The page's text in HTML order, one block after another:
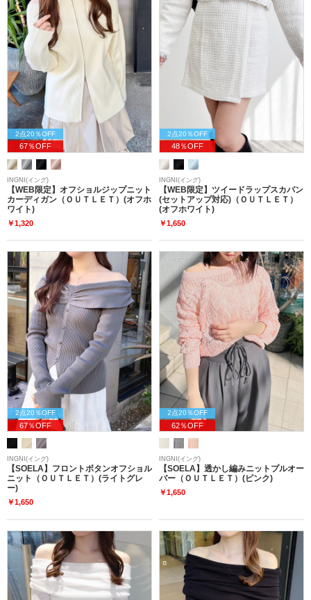
2点20％OFF
67％OFF
INGNI(イング)
【WEB限定】オフショルジップニット
カーディガン（ＯＵＴＬＥＴ）(オフホ
ワイト)
￥1,320
2点20％OFF
48％OFF
INGNI(イング)
【WEB限定】ツイードラップスカパン
(セットアップ対応)（ＯＵＴＬＥＴ）
(オフホワイト)
￥1,650
2点20％OFF
67％OFF
INGNI(イング)
【SOELA】フロントボタンオフショル
ニット（ＯＵＴＬＥＴ）(ライトグレ
ー)
￥1,650
2点20％OFF
62％OFF
INGNI(イング)
【SOELA】透かし編みニットプルオー
バー（ＯＵＴＬＥＴ）(ピンク)
￥1,650